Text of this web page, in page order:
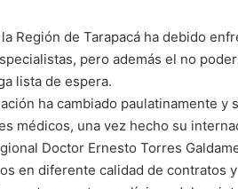
Región de Tarapacá ha debido
pero además el no
lista de espera.
ha cambiado paulatinamente
médicos, una vez hecho su
Doctor Ernesto Torres
en diferente calidad de contratos